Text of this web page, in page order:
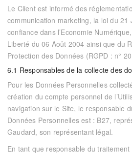
Le Client est informé des
communication marketing, la loi du 21
confiance dans l’Economie
Liberté du 06 Août 2004 ainsi que du
Protection des Données (RGPD : n°
6.1 Responsables de la collecte des
Pour les Données Personnelles
création du compte personnel de
navigation sur le Site, le responsable
Données Personnelles est : B27,
Gaudard, son représentant légal.
En tant que responsable du traitement